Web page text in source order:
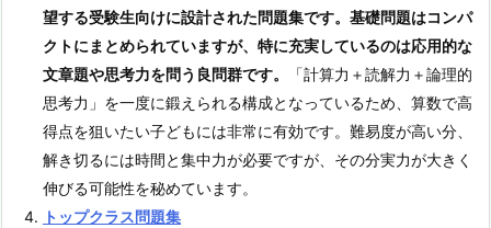
望する受験生向けに設計された問題集です。基礎問題はコンパ
クトにまとめられていますが、特に充実しているのは応用的な
文章題や思考力を問う良問群です。
「計算力＋読解力＋論理的
思考力」を一度に鍛えられる構成となっているため、算数で高
得点を狙いたい子どもには非常に有効です。難易度が高い分、
解き切るには時間と集中力が必要ですが、その分実力が大きく
伸びる可能性を秘めています。
トップクラス問題集